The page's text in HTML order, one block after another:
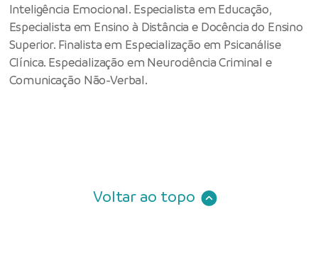
Inteligência Emocional. Especialista em Educação,
Especialista em Ensino à Distância e Docência do Ensino
Superior. Finalista em Especialização em Psicanálise
Clínica. Especialização em Neurociência Criminal e
Comunicação Não-Verbal.
Voltar ao topo